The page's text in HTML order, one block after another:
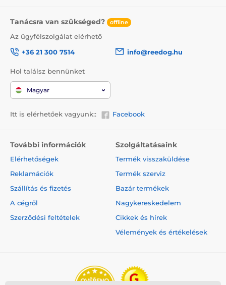
Tanácsra van szükséged? offline
Az ügyfélszolgálat elérhető
+36 21 300 7514
info@reedog.hu
Hol találsz bennünket
Magyar
Itt is elérhetőek vagyunk:: Facebook
További információk
Elérhetőségek
Reklamációk
Szállítás és fizetés
A cégről
Szerződési feltételek
Szolgáltatásaink
Termék visszaküldése
Termék szerviz
Bazár termékek
Nagykereskedelem
Cikkek és hírek
Vélemények és értékelések